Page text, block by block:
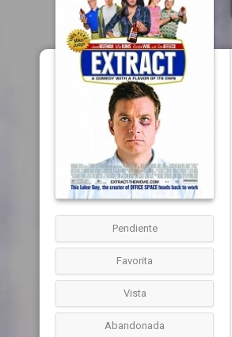
Pendiente
Favorita
Vista
Abandonada